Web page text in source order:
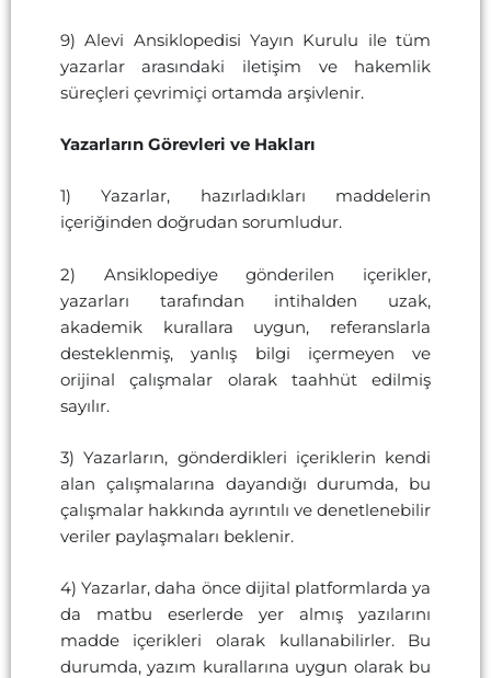
9) Alevi Ansiklopedisi Yayın Kurulu ile tüm
yazarlar arasındaki iletişim ve hakemlik
süreçleri çevrimiçi ortamda arşivlenir.
Yazarların Görevleri ve Hakları
1) Yazarlar, hazırladıkları maddelerin
içeriğinden doğrudan sorumludur.
2) Ansiklopediye gönderilen içerikler,
yazarları tarafından intihalden uzak,
akademik kurallara uygun, referanslarla
desteklenmiş, yanlış bilgi içermeyen ve
orijinal çalışmalar olarak taahhüt edilmiş
sayılır.
3) Yazarların, gönderdikleri içeriklerin kendi
alan çalışmalarına dayandığı durumda, bu
çalışmalar hakkında ayrıntılı ve denetlenebilir
veriler paylaşmaları beklenir.
4) Yazarlar, daha önce dijital platformlarda ya
da matbu eserlerde yer almış yazılarını
madde içerikleri olarak kullanabilirler. Bu
durumda, yazım kurallarına uygun olarak bu